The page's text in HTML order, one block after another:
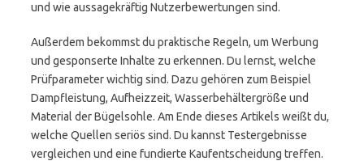
und wie aussagekräftig Nutzerbewertungen sind.
Außerdem bekommst du praktische Regeln, um Werbung
und gesponserte Inhalte zu erkennen. Du lernst, welche
Prüfparameter wichtig sind. Dazu gehören zum Beispiel
Dampfleistung, Aufheizzeit, Wasserbehältergröße und
Material der Bügelsohle. Am Ende dieses Artikels weißt du,
welche Quellen seriös sind. Du kannst Testergebnisse
vergleichen und eine fundierte Kaufentscheidung treffen.